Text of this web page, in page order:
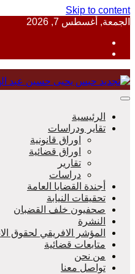
Skip to content
الجمعة, أغسطس 7, 2026
منظمة حقوقية مصرية تدافع عن
الرئيسية
تقاير ودراسات
اوراق قانونية
اوراق قضائية
تقارير
دراسات
أجندة القضايا العامة
تحقيقات النيابة
صحفيون خلف القضبان
النشرة
المؤشر الافريقي لحقوق
متابعات قضائية
من نحن
تواصل معنا